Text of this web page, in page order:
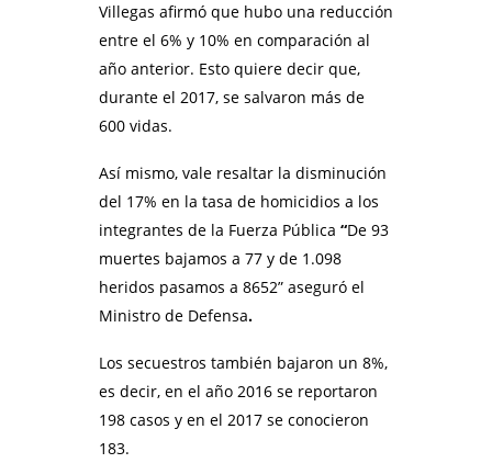
Villegas afirmó que hubo una reducción
entre el 6% y 10% en comparación al
año anterior. Esto quiere decir que,
durante el 2017, se salvaron más de
600 vidas.
Así mismo, vale resaltar la disminución
del 17% en la tasa de homicidios a los
integrantes de la Fuerza Pública “De 93
muertes bajamos a 77 y de 1.098
heridos pasamos a 8652” aseguró el
Ministro de Defensa.
Los secuestros también bajaron un 8%,
es decir, en el año 2016 se reportaron
198 casos y en el 2017 se conocieron
183.